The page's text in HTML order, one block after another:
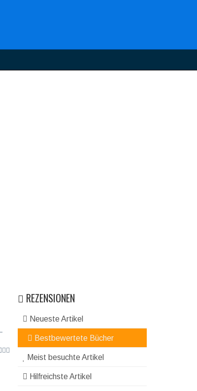
REZENSIONEN
Neueste Artikel
Bestbewertete Bücher
Meist besuchte Artikel
Hilfreichste Artikel